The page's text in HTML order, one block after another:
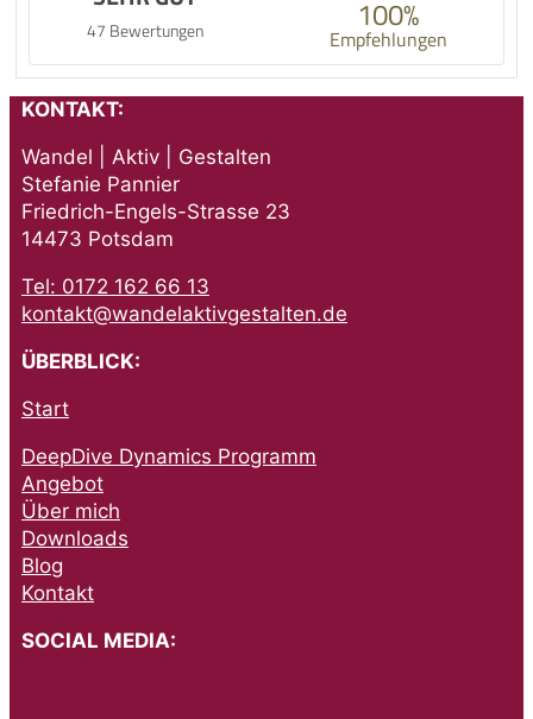
47 Bewertungen 100%
Empfehlungen
KONTAKT:
Wandel | Aktiv | Gestalten
Stefanie Pannier
Friedrich-Engels-Strasse 23
14473 Potsdam
Tel: 0172 162 66 13
kontakt@wandelaktivgestalten.de
ÜBERBLICK:
Start
DeepDive Dynamics Programm
Angebot
Über mich
Downloads
Blog
Kontakt
SOCIAL MEDIA: